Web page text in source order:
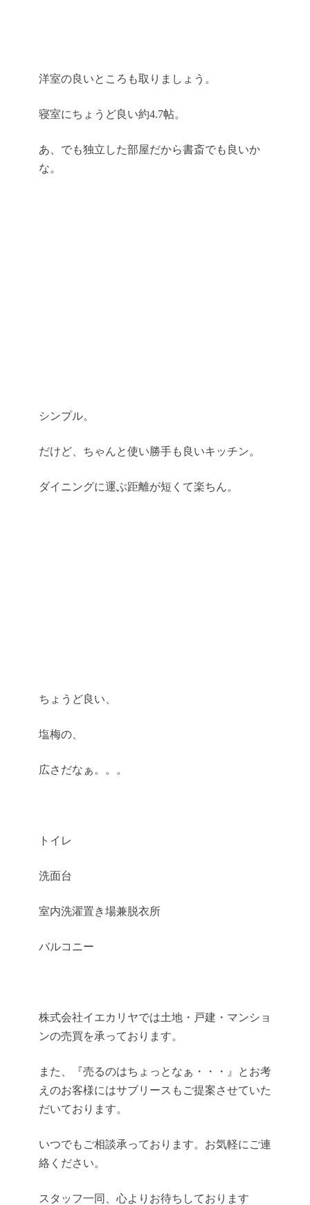
洋室の良いところも取りましょう。
寝室にちょうど良い約4.7帖。
あ、でも独立した部屋だから書斎でも良いか
な。
シンプル。
だけど、ちゃんと使い勝手も良いキッチン。
ダイニングに運ぶ距離が短くて楽ちん。
ちょうど良い、
塩梅の、
広さだなぁ。。。
トイレ
洗面台
室内洗濯置き場兼脱衣所
バルコニー
株式会社イエカリヤでは土地・戸建・マンショ
ンの売買を承っております。
また、『売るのはちょっとなぁ・・・』とお考
えのお客様にはサブリースもご提案させていた
だいております。
いつでもご相談承っております。お気軽にご連
絡ください。
スタッフ一同、心よりお待ちしております